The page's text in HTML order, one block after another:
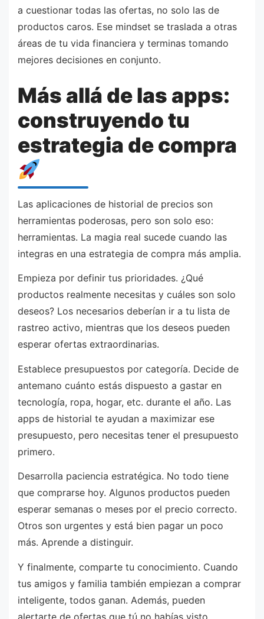
a cuestionar todas las ofertas, no solo las de
productos caros. Ese mindset se traslada a otras
áreas de tu vida financiera y terminas tomando
mejores decisiones en conjunto.
Más allá de las apps:
construyendo tu
estrategia de compra
Las aplicaciones de historial de precios son
herramientas poderosas, pero son solo eso:
herramientas. La magia real sucede cuando las
integras en una estrategia de compra más amplia.
Empieza por definir tus prioridades. ¿Qué
productos realmente necesitas y cuáles son solo
deseos? Los necesarios deberían ir a tu lista de
rastreo activo, mientras que los deseos pueden
esperar ofertas extraordinarias.
Establece presupuestos por categoría. Decide de
antemano cuánto estás dispuesto a gastar en
tecnología, ropa, hogar, etc. durante el año. Las
apps de historial te ayudan a maximizar ese
presupuesto, pero necesitas tener el presupuesto
primero.
Desarrolla paciencia estratégica. No todo tiene
que comprarse hoy. Algunos productos pueden
esperar semanas o meses por el precio correcto.
Otros son urgentes y está bien pagar un poco
más. Aprende a distinguir.
Y finalmente, comparte tu conocimiento. Cuando
tus amigos y familia también empiezan a comprar
inteligente, todos ganan. Además, pueden
alertarte de ofertas que tú no habías visto,